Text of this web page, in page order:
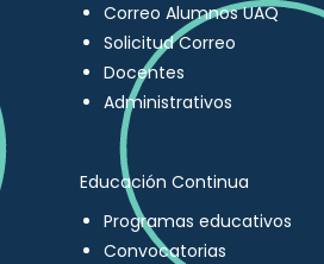
Correo Alumnos UAQ
Solicitud Correo
Docentes
Administrativos
Educación Continua
Programas educativos
Convocatorias